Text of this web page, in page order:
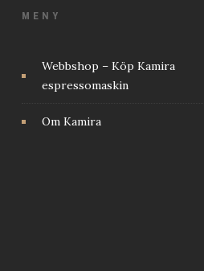
MENY
Webbshop – Köp Kamira
espressomaskin
Om Kamira